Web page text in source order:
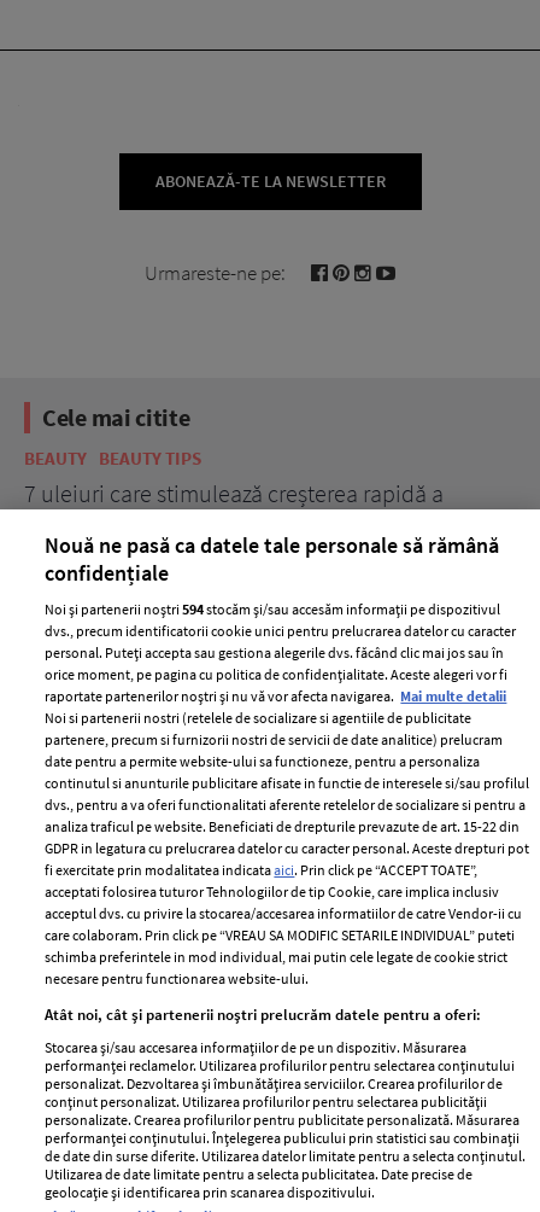
ABONEAZĂ-TE LA NEWSLETTER
Urmareste-ne pe:
Cele mai citite
BEAUTY BEAUTY TIPS
7 uleiuri care stimulează creșterea rapidă a
ELLE Style Awards
2024
Despre ELLE
Romania
Contact
Abonamente
Termeni si conditii
Politica de
confidențialitate
Politica de cookies
Publicitate
GSP
Unica
Baby
Retete
femei
Viva
Avantaje
Retete practice
Pariază responsabil! Decizia ONJN nr. 821/25.09.2025.
Nouă ne pasă ca datele tale personale să rămână
confidențiale
Noi și partenerii noștri594stocăm și/sau accesăm informații pe dispozitivul
dvs., precum identificatorii cookie unici pentru prelucrarea datelor cu caracter
personal. Puteți accepta sau gestiona alegerile dvs. făcând clic mai jos sau în
orice moment, pe pagina cu politica de confidențialitate. Aceste alegeri vor fi
raportate partenerilor noștri și nu vă vor afecta navigarea. Mai multe detalii
Noi si partenerii nostri (retelele de socializare si agentiile de publicitate
partenere, precum si furnizorii nostri de servicii de date analitice) prelucram
date pentru a permite website-ului sa functioneze, pentru a personaliza
continutul si anunturile publicitare afisate in functie de interesele si/sau profilul
dvs., pentru a va oferi functionalitati aferente retelelor de socializare si pentru a
analiza traficul pe website. Beneficiati de drepturile prevazute de art. 15-22 din
GDPR in legatura cu prelucrarea datelor cu caracter personal. Aceste drepturi pot
fi exercitate prin modalitatea indicataaici. Prin click pe “ACCEPT TOATE”,
acceptati folosirea tuturor Tehnologiilor de tip Cookie, care implica inclusiv
acceptul dvs. cu privire la stocarea/accesarea informatiilor de catre Vendor-ii cu
care colaboram. Prin click pe “VREAU SA MODIFIC SETARILE INDIVIDUAL” puteti
schimba preferintele in mod individual, mai putin cele legate de cookie strict
necesare pentru functionarea website-ului.
Atât noi, cât și partenerii noștri prelucrăm datele pentru a oferi:
Stocarea și/sau accesarea informațiilor de pe un dispozitiv. Măsurarea
performanței reclamelor. Utilizarea profilurilor pentru selectarea conținutului
personalizat. Dezvoltarea și îmbunătățirea serviciilor. Crearea profilurilor de
conținut personalizat. Utilizarea profilurilor pentru selectarea publicității
personalizate. Crearea profilurilor pentru publicitate personalizată. Măsurarea
performanței conținutului. Înțelegerea publicului prin statistici sau combinații
de date din surse diferite. Utilizarea datelor limitate pentru a selecta conținutul.
Utilizarea de date limitate pentru a selecta publicitatea. Date precise de
geolocație și identificarea prin scanarea dispozitivului.